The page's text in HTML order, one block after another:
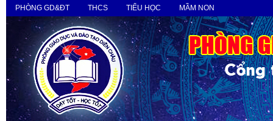
PHÒNG GD&ĐT THCS TIỂU HỌC MẦM NON